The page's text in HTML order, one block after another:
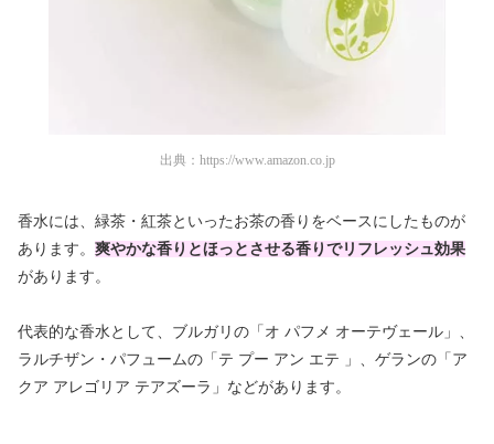
出典： https://www.amazon.co.jp
香水には、緑茶・紅茶といったお茶の香りをベースにしたものが
あります。 爽やかな香りとほっとさせる香りでリフレッシュ効果
があります。
代表的な香水として、ブルガリの「オ パフメ オーテヴェール」、
ラルチザン・パフュームの「テ プー アン エテ 」、ゲランの「ア
クア アレゴリア テアズーラ」などがあります。